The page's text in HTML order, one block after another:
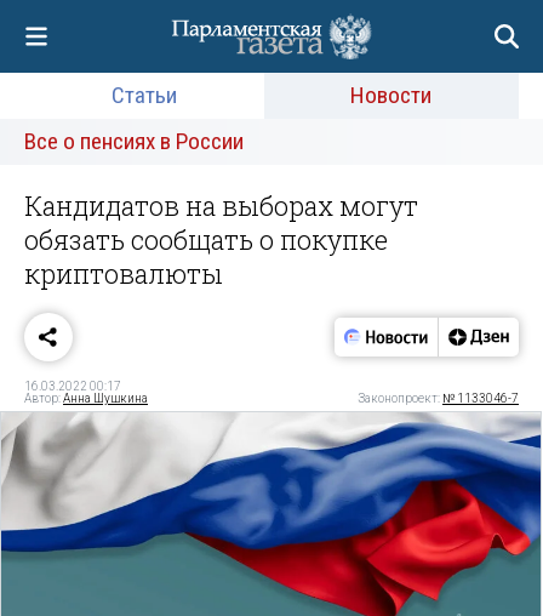
Статьи
Новости
Все о пенсиях в России
Кандидатов на выборах могут
обязать сообщать о покупке
криптовалюты
16.03.2022 00:17
Автор:Анна Шушкина Законопроект: № 1133046-7